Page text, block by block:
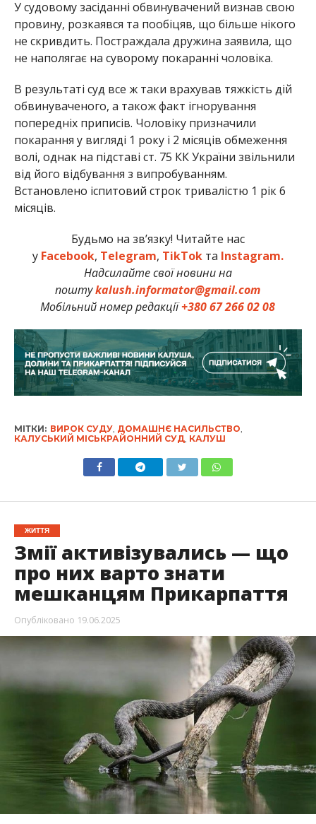
У судовому засіданні обвинувачений визнав свою
провину, розкаявся та пообіцяв, що більше нікого
не скривдить. Постраждала дружина заявила, що
не наполягає на суворому покаранні чоловіка.
В результаті суд все ж таки врахував тяжкість дій
обвинуваченого, а також факт ігнорування
попередніх приписів. Чоловіку призначили
покарання у вигляді 1 року і 2 місяців обмеження
волі, однак на підставі ст. 75 КК України звільнили
від його відбування з випробуванням.
Встановлено іспитовий строк тривалістю 1 рік 6
місяців.
Будьмо на зв’язку! Читайте нас
у Facebook, Telegram, TikTokта Instagram.
Надсилайте свої новини на
поштуkalush.informator@gmail.com
Мобільний номер редакції+380 67 266 02 08
МІТКИ: ВИРОК СУДУ, ДОМАШНЄ НАСИЛЬСТВО,
КАЛУСЬКИЙ МІСЬКРАЙОННИЙ СУД, КАЛУШ
ЖИТТЯ
Змії активізувались — що
про них варто знати
мешканцям Прикарпаття
Опубліковано 19.06.2025